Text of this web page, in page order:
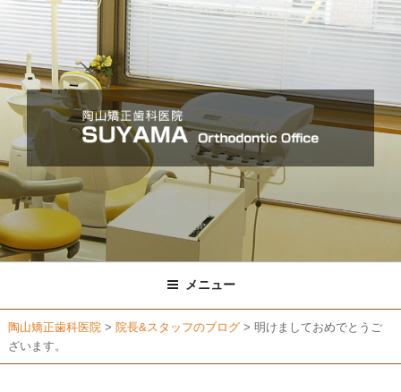
コ
ン
ン
ツ
ス
キ
ッ
プ
メニュー
陶山矯正歯科医院 > 院長&スタッフのブログ > 明けましておめでとうご
ざいます。